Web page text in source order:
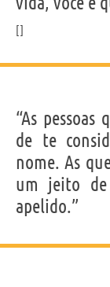
“As
de te
nome. As
um jeito
apelido.”